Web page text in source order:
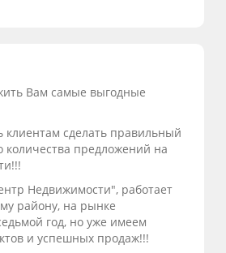
Вам самые выгодные
сделать правильный
количества предложений на
Недвижимости", работает
району, на рынке
год, но уже имеем
и успешных продаж!!!